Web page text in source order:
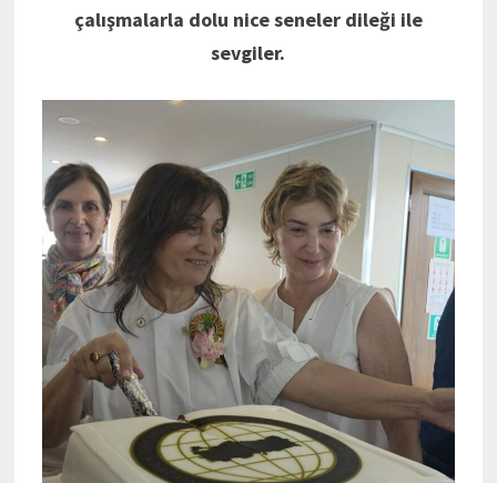
çalışmalarla dolu nice seneler dileği ile
sevgiler.